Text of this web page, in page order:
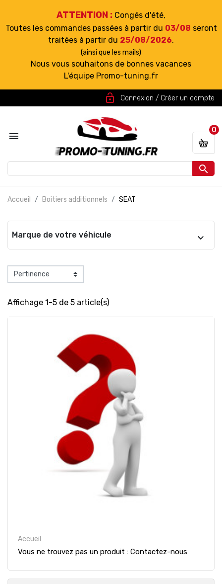
ATTENTION : Congés d'été,
Toutes les commandes passées à partir du 03/08 seront
traitées à partir du 25/08/2026.
(ainsi que les mails)
Nous vous souhaitons de bonnes vacances
L'équipe Promo-tuning.fr
lock_open Connexion / Créer un compte


0
Accueil Boitiers additionnels SEAT
Marque de votre véhicule
Affichage 1-5 de 5 article(s)
Accueil
Vous ne trouvez pas un produit : Contactez-nous